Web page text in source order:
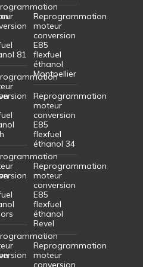
81
Reprogrammation
moteur
conversion
E85
flexfuel
éthanol
Montpellier
Reprogrammation
moteur
conversion
E85
flexfuel
éthanol 34
Reprogrammation
moteur
conversion
E85
flexfuel
éthanol
Revel
Reprogrammation
moteur
conversion